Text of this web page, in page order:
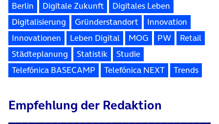
Berlin Digitale Zukunft
Digitales Leben
Digitalisierung
Gründerstandort
Innovation
Innovationen
Leben Digital MOG PW
Retail
Städteplanung
Statistik
Studie
Telefónica BASECAMP
Telefónica NEXT Trends
Empfehlung der Redaktion